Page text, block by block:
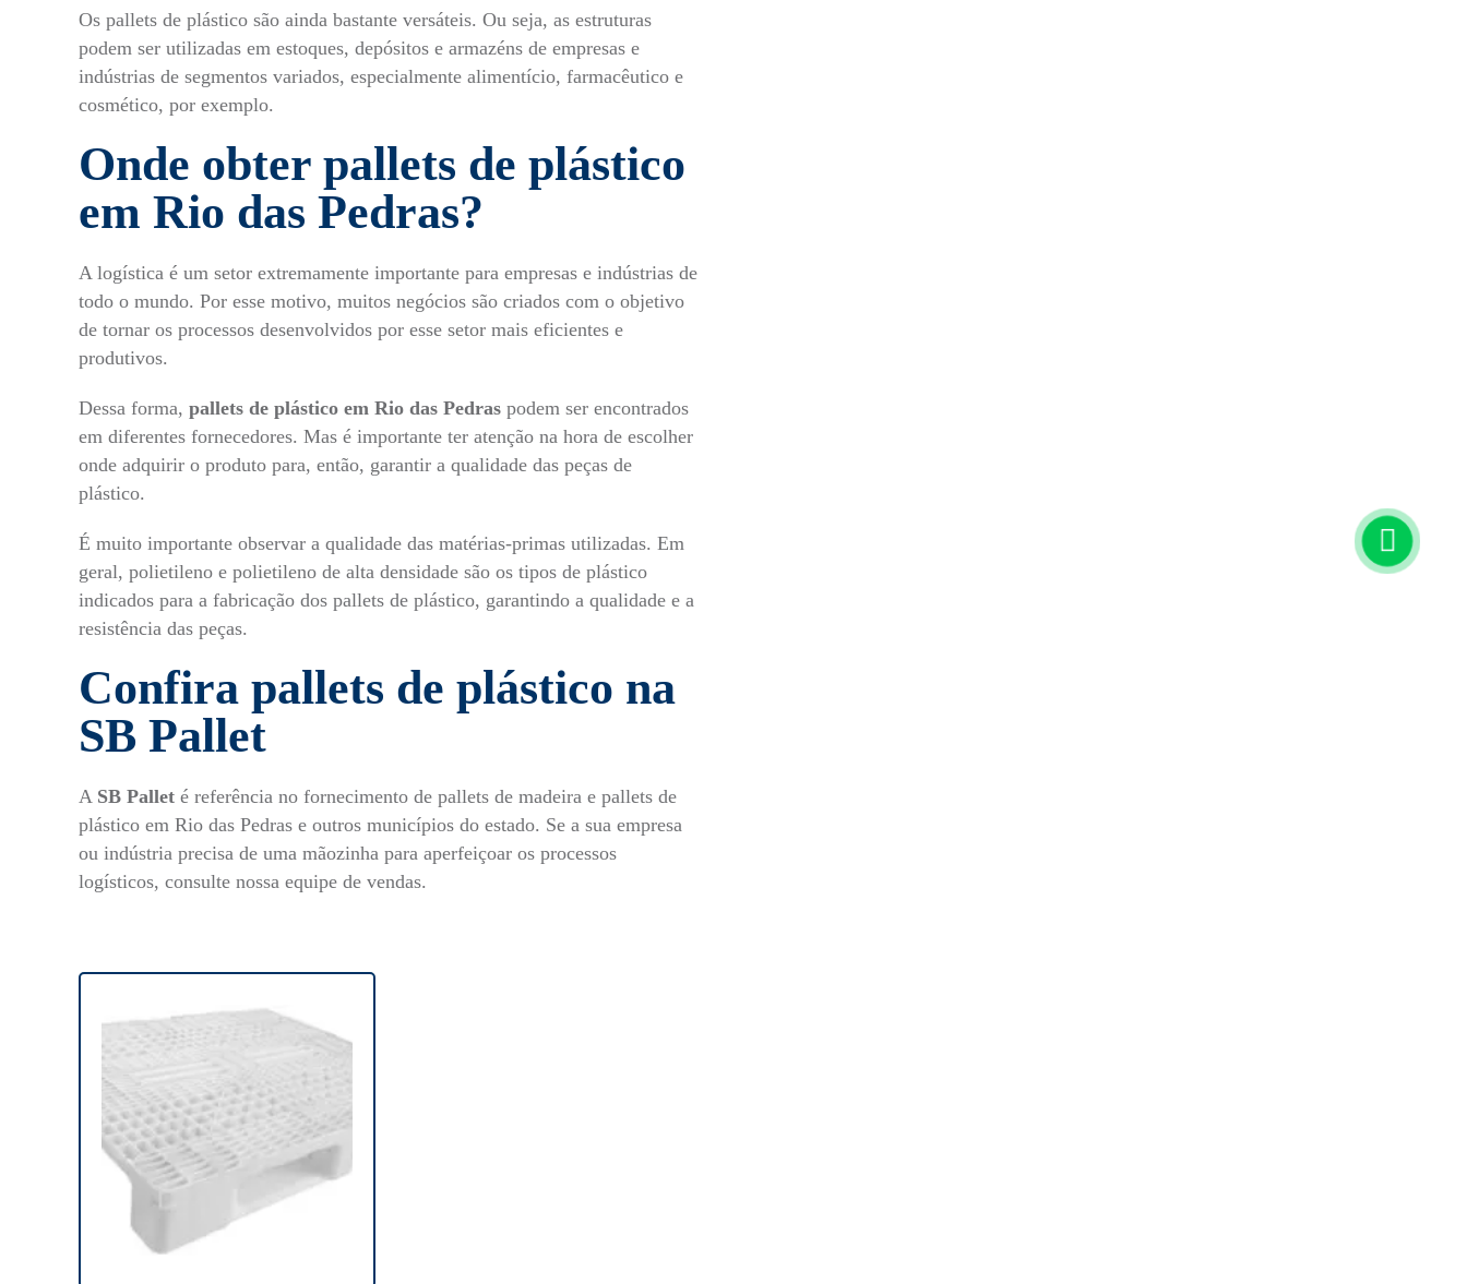
Os pallets de plástico são ainda bastante versáteis. Ou seja, as estruturas
podem ser utilizadas em estoques, depósitos e armazéns de empresas e
indústrias de segmentos variados, especialmente alimentício, farmacêutico e
cosmético, por exemplo.
Onde obter pallets de plástico
em Rio das Pedras?
A logística é um setor extremamente importante para empresas e indústrias de
todo o mundo. Por esse motivo, muitos negócios são criados com o objetivo
de tornar os processos desenvolvidos por esse setor mais eficientes e
produtivos.
Dessa forma, pallets de plástico em Rio das Pedras podem ser encontrados
em diferentes fornecedores. Mas é importante ter atenção na hora de escolher
onde adquirir o produto para, então, garantir a qualidade das peças de
plástico.
É muito importante observar a qualidade das matérias-primas utilizadas. Em
geral, polietileno e polietileno de alta densidade são os tipos de plástico
indicados para a fabricação dos pallets de plástico, garantindo a qualidade e a
resistência das peças.
Confira pallets de plástico na
SB Pallet
A SB Pallet é referência no fornecimento de pallets de madeira e pallets de
plástico em Rio das Pedras e outros municípios do estado. Se a sua empresa
ou indústria precisa de uma mãozinha para aperfeiçoar os processos
logísticos, consulte nossa equipe de vendas.